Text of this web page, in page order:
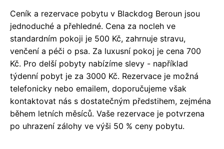
Ceník a rezervace pobytu v Blackdog Beroun jsou
jednoduché a přehledné. Cena za nocleh ve
standardním pokoji je 500 Kč, zahrnuje stravu,
venčení a péči o psa. Za luxusní pokoj je cena 700
Kč. Pro delší pobyty nabízíme slevy - například
týdenní pobyt je za 3000 Kč. Rezervace je možná
telefonicky nebo emailem, doporučujeme však
kontaktovat nás s dostatečným předstihem, zejména
během letních měsíců. Vaše rezervace je potvrzena
po uhrazení zálohy ve výši 50 % ceny pobytu.